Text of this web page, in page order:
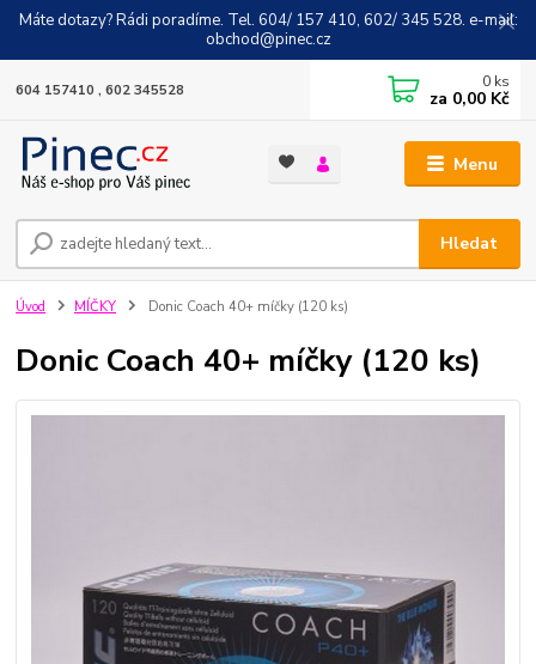
Máte dotazy? Rádi poradíme. Tel. 604/ 157 410, 602/ 345 528. e-mail:
obchod@pinec.cz
Menu
Hledat
604 157410 , 602 345528 0 ks
za 0,00 Kč
Úvod MÍČKY Donic Coach 40+ míčky (120 ks)
Donic Coach 40+ míčky (120 ks)